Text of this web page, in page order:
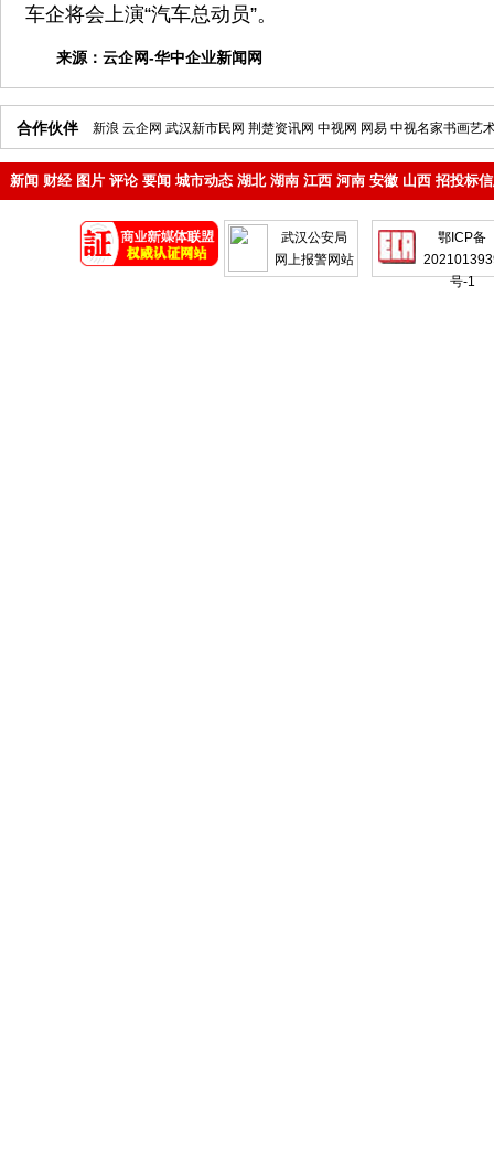
车企将会上演“汽车总动员”。
来源： 云企网-华中企业新闻网
合作伙伴 新浪 云企网 武汉新市民网 荆楚资讯网 中视网 网易 中视名家书画艺
新闻 财经 图片 评论 要闻 城市动态 湖北 湖南 江西 河南 安徽 山西 招投标
武汉公安局
网上报警网站
鄂ICP备
号-1